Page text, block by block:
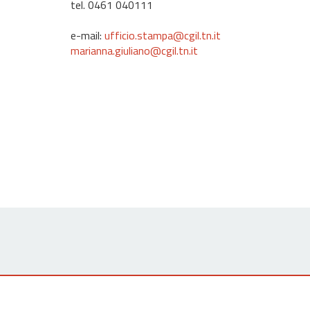
tel. 0461 040111
e-mail: ufficio.stampa@cgil.tn.it
marianna.giuliano@cgil.tn.it